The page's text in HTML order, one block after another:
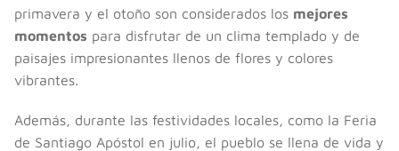
primavera y el otoño son considerados los mejores
momentos para disfrutar de un clima templado y de
paisajes impresionantes llenos de flores y colores
vibrantes.
Además, durante las festividades locales, como la Feria
de Santiago Apóstol en julio, el pueblo se llena de vida y